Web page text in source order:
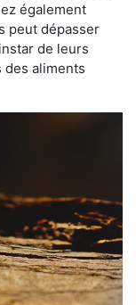
également
peut dépasser
de leurs
aliments